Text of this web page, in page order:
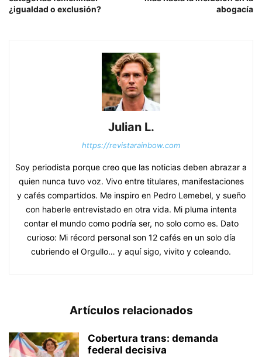
¿igualdad o exclusión?
abogacía
Julian L.
https://revistarainbow.com
Soy periodista porque creo que las noticias deben abrazar a
quien nunca tuvo voz. Vivo entre titulares, manifestaciones
y cafés compartidos. Me inspiro en Pedro Lemebel, y sueño
con haberle entrevistado en otra vida. Mi pluma intenta
contar el mundo como podría ser, no solo como es. Dato
curioso: Mi récord personal son 12 cafés en un solo día
cubriendo el Orgullo… y aquí sigo, vivito y coleando.
Artículos relacionados
Cobertura trans: demanda
federal decisiva